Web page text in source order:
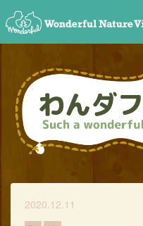
2020.12.11